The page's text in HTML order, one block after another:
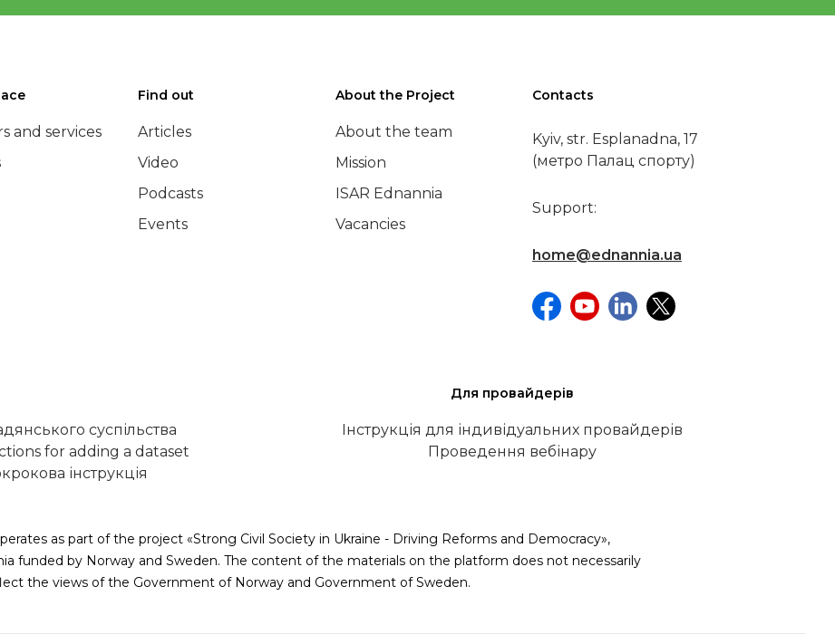
and services
Find out
Articles
Video
Podcasts
Events
About the Project
About the team
Mission
ISAR Ednannia
Vacancies
Contacts
Kyiv, str. Esplanadna, 17
(метро Палац спорту)
Support:
home@ednannia.ua
суспільства
for adding a dataset
інструкція
Для провайдерів
Інструкція для індивідуальних провайдерів
Проведення вебінару
as part of the project «Strong Civil Society in Ukraine - Driving Reforms and Democracy»,
funded by Norway and Sweden. The content of the materials on the platform does not necessarily
the views of the Government of Norway and Government of Sweden.